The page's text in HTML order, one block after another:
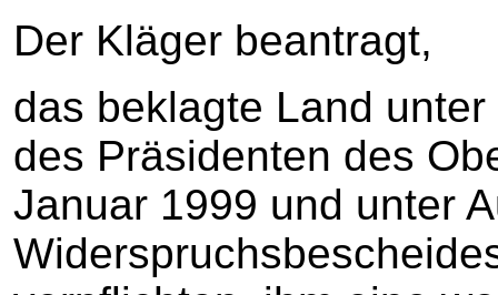
Der Kläger beantragt,
das beklagte Land
des Präsidenten des
Januar 1999 und unter